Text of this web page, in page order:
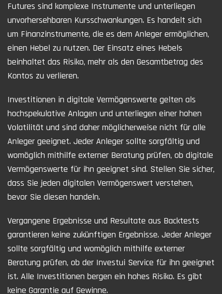
Futures sind komplexe Instrumente und unterliegen
unvorhersehbaren Kursschwankungen. Es handelt sich
um Finanzinstrumente, die es dem Anleger ermöglichen,
einen Hebel zu nutzen. Der Einsatz eines Hebels
beinhaltet das Risiko, mehr als den Gesamtbetrag des
Kontos zu verlieren.
Investitionen in digitale Vermögenswerte gelten als
hochspekulative Anlagen und unterliegen einer hohen
Volatilität und sind daher möglicherweise nicht für alle
Anleger geeignet. Jeder Anleger sollte sorgfältig und
womöglich mithilfe externer Beratung prüfen, ob digitale
Vermögenswerte für ihn geeignet sind. Stellen Sie sicher,
dass Sie jeden digitalen Vermögenswert verstehen,
bevor Sie diesen handeln.
Vergangene Ergebnisse und Resultate aus Backtests
garantieren keine zukünftigen Ergebnisse. Jeder Anleger
sollte sorgfältig und womöglich mithilfe externer
Beratung prüfen, ob der Investui Service für ihn geeignet
ist. Alle Investitionen bergen ein hohes Risiko. Es gibt
keine Garantie auf Gewinne.